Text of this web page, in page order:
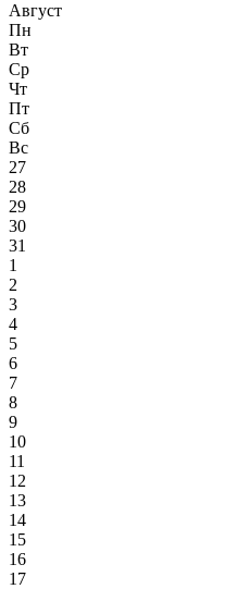
Август
Пн
Вт
Ср
Чт
Пт
Сб
Вс
27
28
29
30
31
1
2
3
4
5
6
7
8
9
10
11
12
13
14
15
16
17